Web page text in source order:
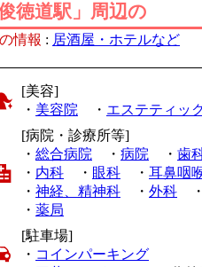
俊徳道駅」周辺の
情報 : 居酒屋・ホテルなど
[美容]
・ 美容院 ・ エステティッ
[病院・診療所等]
・ 総合病院 ・ 病院 ・ 歯
・ 内科 ・ 眼科 ・ 耳鼻咽
・ 神経、精神科 ・ 外科 ・
・ 薬局
[駐車場]
・ コインパーキング